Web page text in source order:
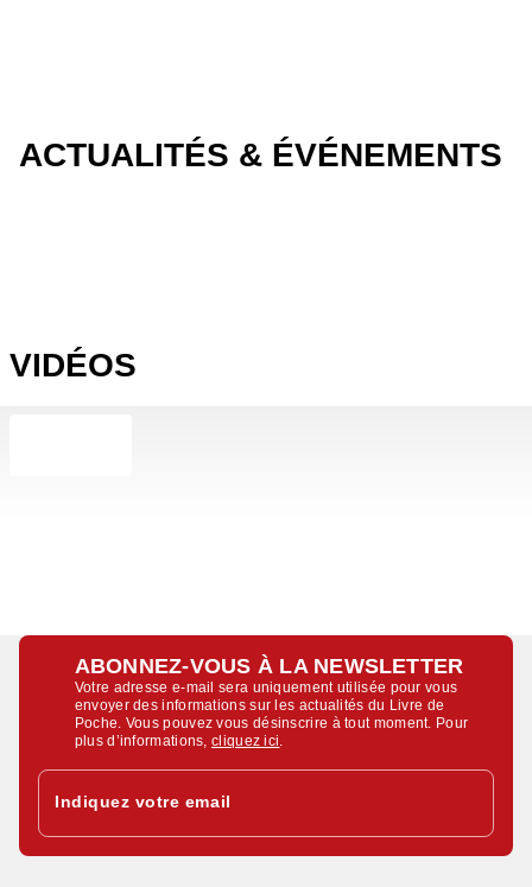
ACTUALITÉS & ÉVÉNEMENTS
VIDÉOS
ABONNEZ-VOUS À LA NEWSLETTER
Votre adresse e-mail sera uniquement utilisée pour vous
envoyer des informations sur les actualités du Livre de
Poche. Vous pouvez vous désinscrire à tout moment. Pour
plus d’informations,cliquez ici
Indiquez votre email